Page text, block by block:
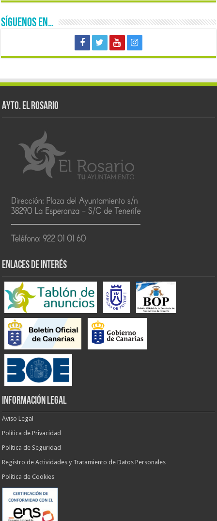
SÍGUENOS EN…
AYTO. EL ROSARIO
ENLACES DE INTERÉS
INFORMACIÓN LEGAL
Aviso Legal
Política de Privacidad
Política de Seguridad
Registro de Actividades y Tratamiento de Datos Personales
Política de Cookies